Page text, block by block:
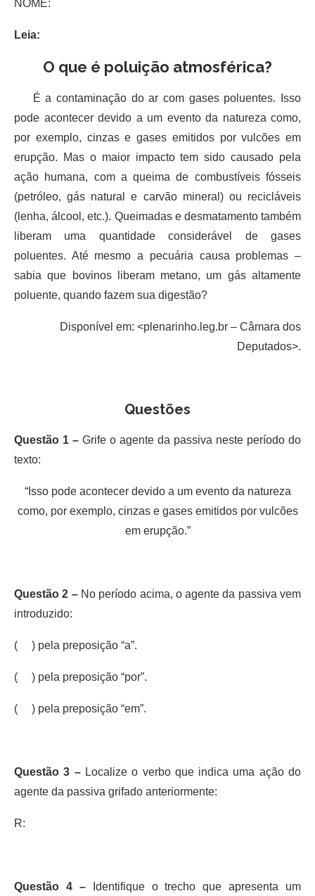
NOME:
Leia:
O que é poluição atmosférica?
É a contaminação do ar com gases poluentes. Isso
pode acontecer devido a um evento da natureza como,
por exemplo, cinzas e gases emitidos por vulcões em
erupção. Mas o maior impacto tem sido causado pela
ação humana, com a queima de combustíveis fósseis
(petróleo, gás natural e carvão mineral) ou recicláveis
(lenha, álcool, etc.). Queimadas e desmatamento também
liberam uma quantidade considerável de gases
poluentes. Até mesmo a pecuária causa problemas –
sabia que bovinos liberam metano, um gás altamente
poluente, quando fazem sua digestão?
Disponível em: <plenarinho.leg.br – Câmara dos
Deputados>.
Questões
Questão 1 – Grife o agente da passiva neste período do
texto:
“Isso pode acontecer devido a um evento da natureza
como, por exemplo, cinzas e gases emitidos por vulcões
em erupção.”
Questão 2 – No período acima, o agente da passiva vem
introduzido:
( ) pela preposição “a”.
( ) pela preposição “por”.
( ) pela preposição “em”.
Questão 3 – Localize o verbo que indica uma ação do
agente da passiva grifado anteriormente:
R:
Questão 4 –
Identifique o trecho que apresenta um